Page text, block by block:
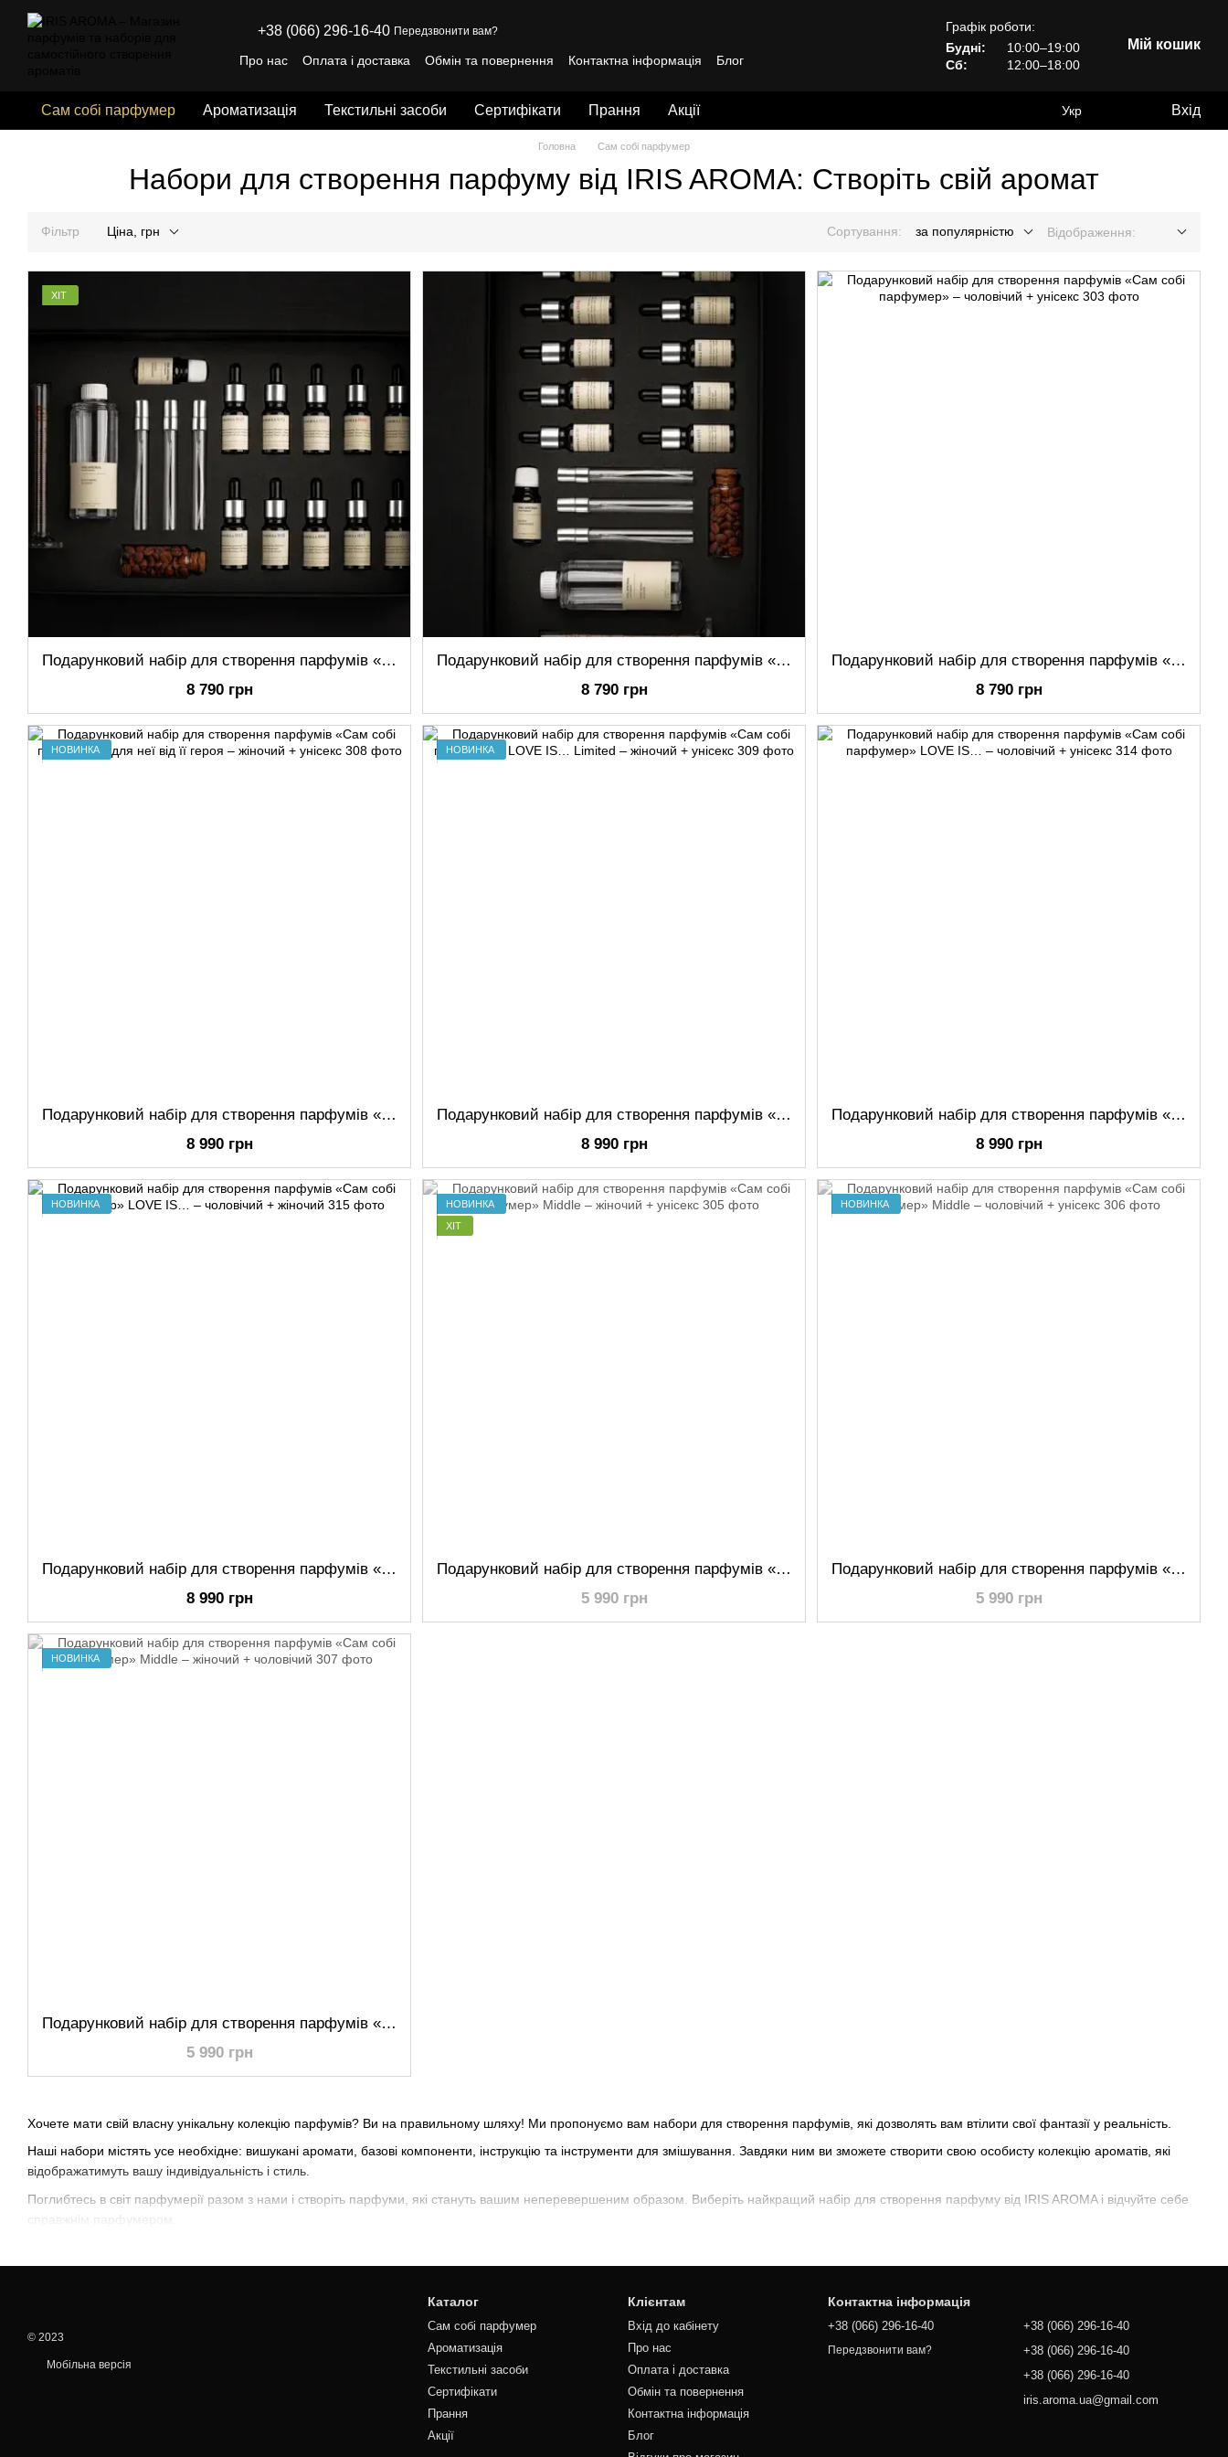
Перейти до основного контенту
+38 (066) 296-16-40 Передзвонити вам?
Про нас Оплата і доставка Обмін та повернення Контактна інформація
Блог
Графік роботи:
Будні:
10:00–19:00
Сб:
12:00–18:00
Мій кошик
Сам собі парфумер Ароматизація Текстильні засоби Сертифікати Прання Акції Укр Вхід
Головна Сам собі парфумер
Набори для створення парфуму від IRIS AROMA: Створіть свій аромат
Фільтр Ціна, грн Сортування: за популярністю Відображення:
Хочете мати свій власну унікальну колекцію парфумів? Ви на правильному шляху! Ми пропонуємо вам набори для створення парфумів, які дозволять вам втілити свої фантазії у реальність.
Наші набори містять усе необхідне: вишукані аромати, базові компоненти, інструкцію та інструменти для змішування. Завдяки ним ви зможете створити свою особисту колекцію ароматів, які
відображатимуть вашу індивідуальність і стиль.
Поглибтесь в світ парфумерії разом з нами і створіть парфуми, які стануть вашим неперевершеним образом. Виберіть найкращий набір для створення парфуму від IRIS AROMA і відчуйте себе
справжнім парфумером.
ХІТ
Подарунковий набір для створення парфумів «Сам собі парфумер» – жіночий + унісекс
8 790 грн
Подарунковий набір для створення парфумів «Сам собі парфумер» – жіночий + чоловічий
8 790 грн
Подарунковий набір для створення парфумів «Сам собі парфумер» – чоловічий + унісекс
8 790 грн
НОВИНКА
Подарунковий набір для створення парфумів «Сам собі парфумер» для неї від її героя – жіночий + унісекс
8 990 грн
НОВИНКА
Подарунковий набір для створення парфумів «Сам собі парфумер» LOVE IS… Limited – жіночий + унісекс
8 990 грн
Подарунковий набір для створення парфумів «Сам собі парфумер» LOVE IS… – чоловічий + унісекс
8 990 грн
НОВИНКА
Подарунковий набір для створення парфумів «Сам собі парфумер» LOVE IS… – чоловічий + жіночий
8 990 грн
НОВИНКА
ХІТ
Подарунковий набір для створення парфумів «Сам собі парфумер» Middle – жіночий + унісекс
5 990 грн
НОВИНКА
Подарунковий набір для створення парфумів «Сам собі парфумер» Middle – чоловічий + унісекс
5 990 грн
НОВИНКА
Подарунковий набір для створення парфумів «Сам собі парфумер» Middle – жіночий + чоловічий
5 990 грн
© 2023
Мобільна версія
Каталог
Сам собі парфумер
Ароматизація
Текстильні засоби
Сертифікати
Прання
Акції
Клієнтам
Вхід до кабінету
Про нас
Оплата і доставка
Обмін та повернення
Контактна інформація
Блог
Контактна інформація
+38 (066) 296-16-40
Передзвонити вам?
+38 (066) 296-16-40
+38 (066) 296-16-40
+38 (066) 296-16-40
iris.aroma.ua@gmail.com